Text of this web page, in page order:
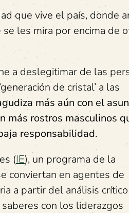
que vive el país, donde
se les mira por encima de
a deslegitimar de las
de cristal’ a las
más aún con el
más rostros masculinos
responsabilidad.
(IE), un programa de la
conviertan en agentes de
a partir del análisis
con los liderazgos